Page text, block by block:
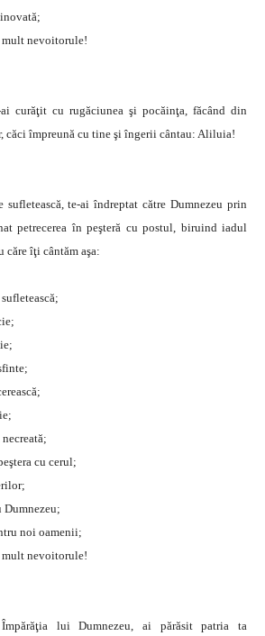
mult nevoitorule!
curăţit cu rugăciunea şi pocăinţa, făcând din
căci împreună cu tine şi îngerii cântau: Aliluia!
te-ai îndreptat către Dumnezeu prin
petrecerea în peşteră cu postul, biruind iadul
căre îţi cântăm aşa:
cu cerul;
noi oamenii;
mult nevoitorule!
lui Dumnezeu, ai părăsit patria ta